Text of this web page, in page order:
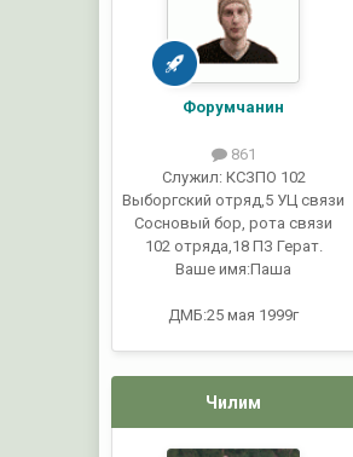
Форумчанин
861
Служил:КСЗПО 102
Выборгский отряд,5 УЦ связи
Сосновый бор, рота связи
102 отряда,18 ПЗ Герат.
Ваше имя:Паша
ДМБ:25 мая 1999г
Чилим